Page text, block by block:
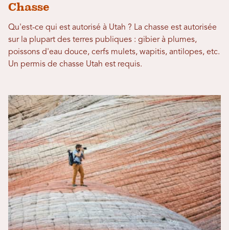
Chasse
Qu'est-ce qui est autorisé à Utah ? La chasse est autorisée
sur la plupart des terres publiques : gibier à plumes,
poissons d'eau douce, cerfs mulets, wapitis, antilopes, etc.
Un permis de chasse Utah est requis.